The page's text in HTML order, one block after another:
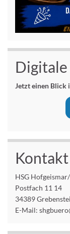
Jetzt einen Blick
Kontakt
HSG
Postfach 11 14
34389
E-Mail: